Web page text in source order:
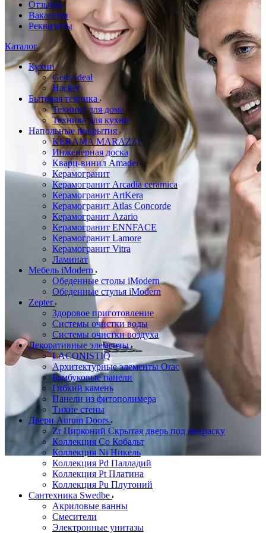
Отзывы
Вакансии
Реквизиты
Каталог
Кухни
Geos Ideal
Hacker
Бытовая техника
Техника для дома
Техника для кухни
Напольные покрытия
KERAMA MARAZZI
Инженерная доска
Кварц-винил Amadei
Керамогранит
Керамогранит Arcadia ceramica
Керамогранит ArtKera
Керамогранит Atlas Concorde
Керамогранит Azario
Керамогранит ENNFACE
Керамогранит Lamore
Керамогранит Vitra
Ламинат
Мебель iModern
Обеденные столы iModern
Обеденные стулья iModern
Zepter
Здоровое приготовление
Системы очистки воды
Системы очистки воздуха
Декоративные элементы
LACONISTIQ
Архитектурные элементы Orac
Бамбуковые панели
Гибкий камень
Панели из фитополимера
Тихие стены
Двери Aurum Doors
Zr Цирконий Скрытая дверь под покраску
Коллекция Co Кобальт
Коллекция Ni Никель
Коллекция Pd Палладий
Коллекция Pt Платина
Коллекция Pu Плутоний
Сантехника Swedbe
Акриловые ванны
Смесители
Электронные унитазы